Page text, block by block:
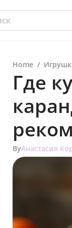
Home /
Где
ByАнастасия